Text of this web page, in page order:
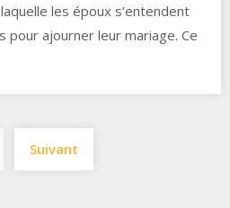
les époux s’entendent
pour ajourner leur mariage. Ce
Navigation
des
Suivant